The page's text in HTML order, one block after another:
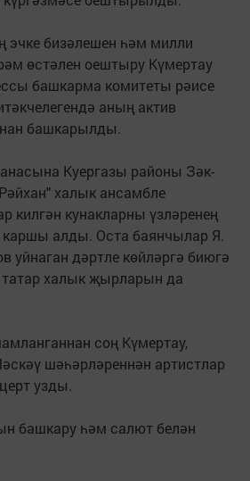
эчке бизәлешен һәм милли
өстәлен оештыру Күмертау
башкарма комитеты рәисе
аның актив
башкарылды.
Куергазы районы Зәк-
халык ансамбле
килгән кунакларны үзләренең
алды. Оста баянчылар Я.
уйнаган дәртле көйләргә биюгә
халык җырларын да
соң Күмертау,
шәһәрләреннән артистлар
узды.
башкару һәм салют белән